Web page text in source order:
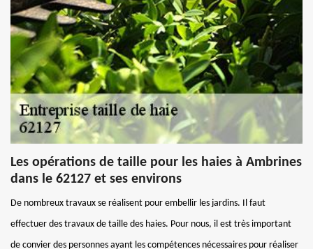
Les opérations de taille pour les haies à Ambrines
dans le 62127 et ses environs
De nombreux travaux se réalisent pour embellir les jardins. Il faut
effectuer des travaux de taille des haies. Pour nous, il est très important
de convier des personnes ayant les compétences nécessaires pour réaliser